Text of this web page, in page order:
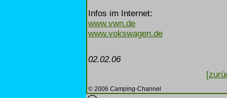
Infos im Internet:
www.vwn.de
www.vokswagen.de
02.02.06
© 2006 Camping-Channel